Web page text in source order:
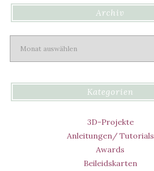
Archiv
Kategorien
3D-Projekte
Anleitungen/ Tutorials
Awards
Beileidskarten